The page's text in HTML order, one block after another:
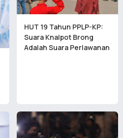
HUT 19 Tahun PPLP-KP:
Suara Knalpot Brong
Adalah Suara Perlawanan